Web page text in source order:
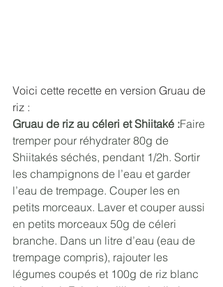
Voici cette recette en version Gruau de
riz :
Gruau de riz au céleri et Shiitaké :Faire
tremper pour réhydrater 80g de
Shiitakés séchés, pendant 1/2h. Sortir
les champignons de l’eau et garder
l’eau de trempage. Couper les en
petits morceaux. Laver et couper aussi
en petits morceaux 50g de céleri
branche. Dans un litre d’eau (eau de
trempage compris), rajouter les
légumes coupés et 100g de riz blanc